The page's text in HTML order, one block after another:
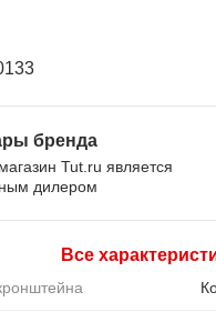
бренда
Tut.ru является
дилером
Все